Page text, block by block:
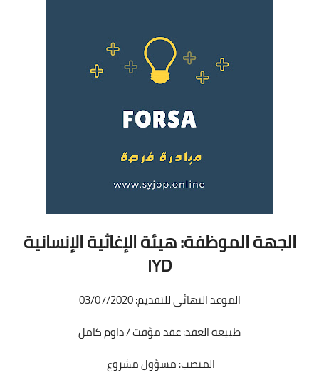
دورات تدريبية
الجهة الموظفة: هيئة الإغاثية الإنسانية
IYD
الموعد النهائي للتقديم: 03/07/2020
طبيعة العقد: عقد مؤقت / داوم كامل
المنصب: مسؤول مشروع